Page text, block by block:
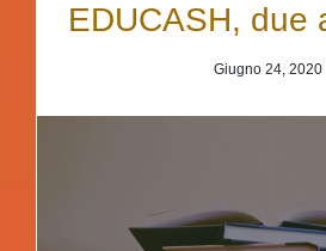
EDUCASH, due
Giugno 24, 2020